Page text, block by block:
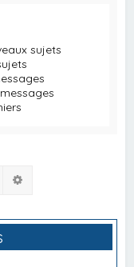
sujets
Rechercher